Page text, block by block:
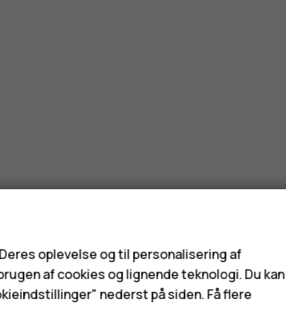
oplevelse og til personalisering af
af cookies og lignende teknologi. Du kan
nederst på siden. Få flere